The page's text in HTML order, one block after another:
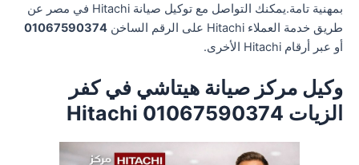
بمهنية تامة.يمكنك التواصل مع توكيل صيانة Hitachi في مصر عن
طريق خدمة العملاء Hitachi على الرقم الساخن
01067590374
أو عبر أرقام Hitachi الأخرى.
وكيل مركز صيانة هيتاشي في كفر
الزيات 01067590374 Hitachi